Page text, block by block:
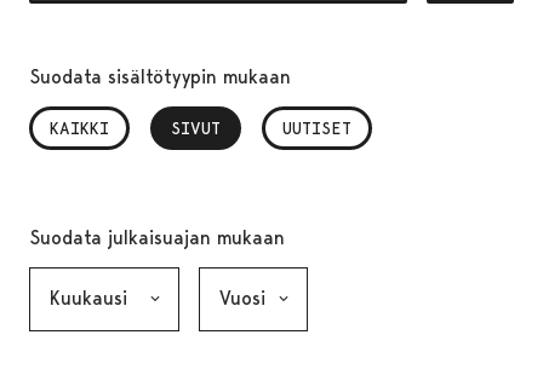
Suodata sisältötyypin mukaan
KAIKKI SIVUT
, VALITTU UUTISET
Suodata julkaisuajan mukaan